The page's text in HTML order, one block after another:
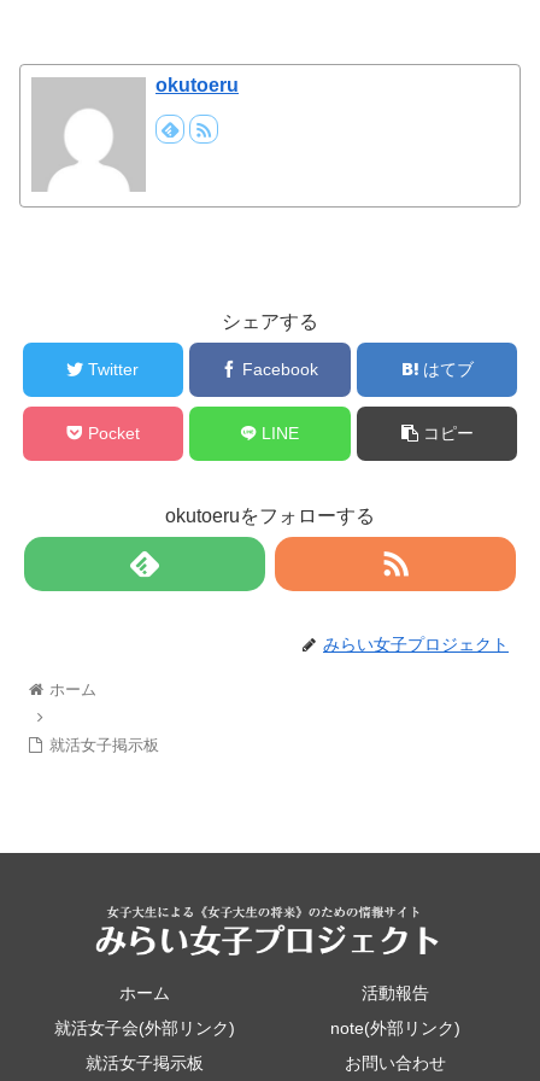
okutoeru
シェアする
Twitter Facebook はてブ
Pocket LINE コピー
okutoeruをフォローする
みらい女子プロジェクト
ホーム
就活女子掲示板
ホーム
活動報告
就活女子会(外部リンク)
note(外部リンク)
就活女子掲示板
お問い合わせ